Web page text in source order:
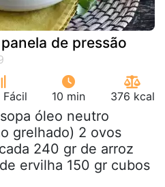
de pressão
10 min 376 kcal
óleo neutro
grelhado) 2 ovos
240 gr de arroz
ervilha 150 gr cubos